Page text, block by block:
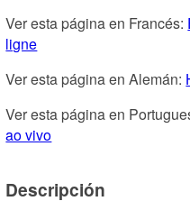
Ver esta página en Francés:
ligne
Ver esta página en Alemán:
Ver esta página en
ao vivo
Descripción